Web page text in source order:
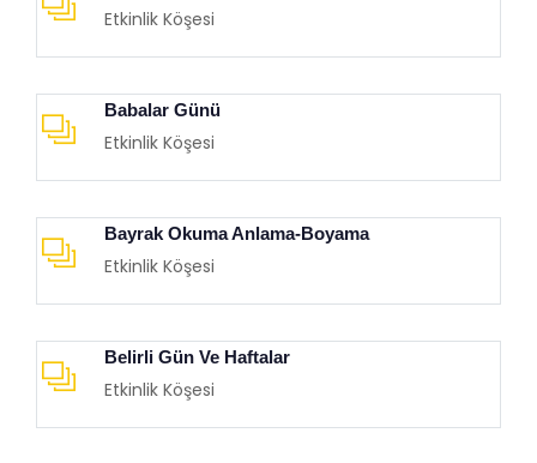
Etkinlik Köşesi
Babalar Günü
Etkinlik Köşesi
Bayrak Okuma Anlama-Boyama
Etkinlik Köşesi
Belirli Gün Ve Haftalar
Etkinlik Köşesi